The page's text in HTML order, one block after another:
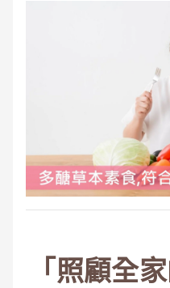
「照顧全